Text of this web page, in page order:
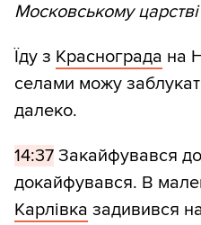
Московському
Їду з Краснограда на
селами можу
далеко.
14:37 Закайфувався
докайфувався. В
Карлівка задивився